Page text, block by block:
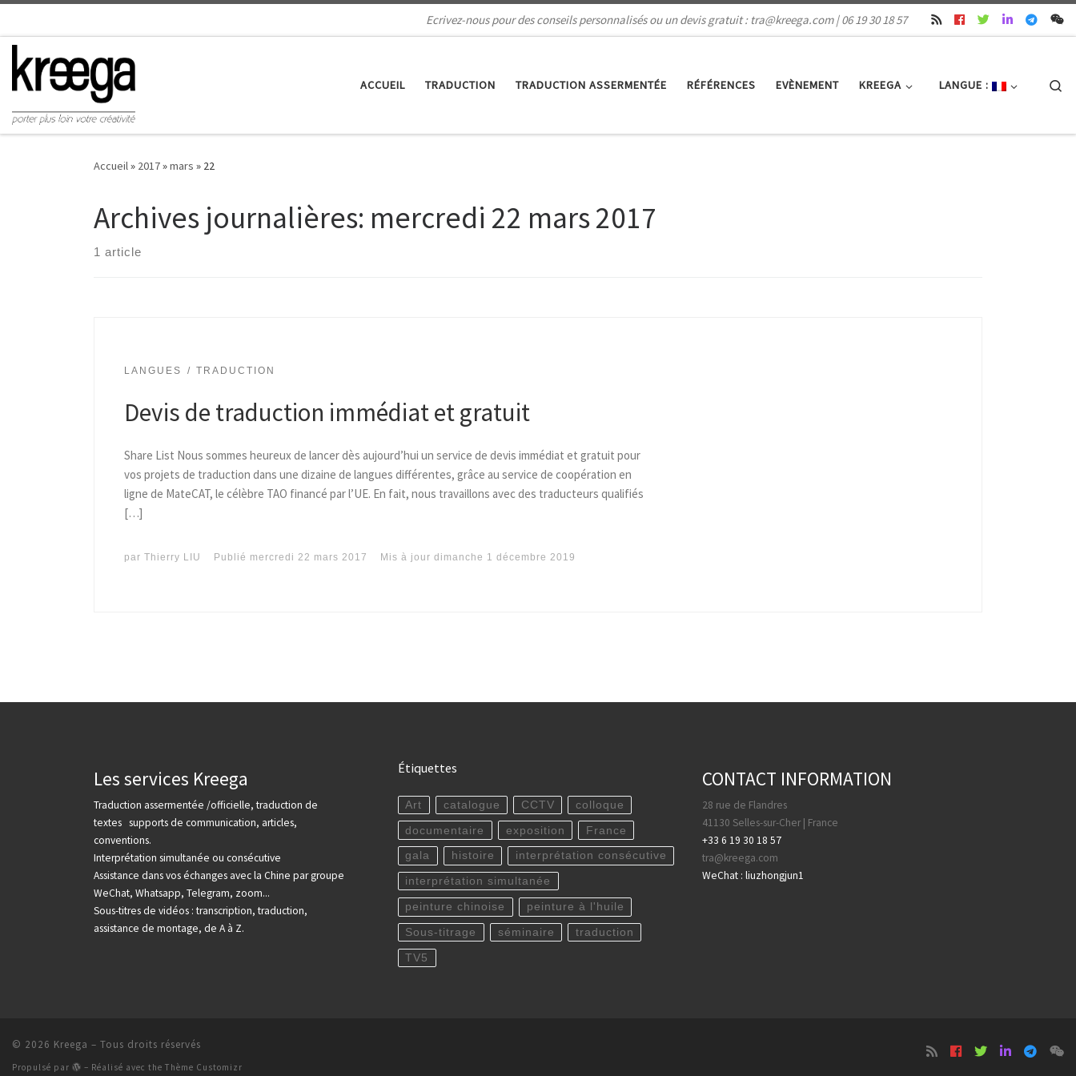
Ecrivez-nous pour des conseils personnalisés ou un devis gratuit : tra@kreega.com | 06 19 30 18 57
ACCUEIL TRADUCTION TRADUCTION ASSERMENTÉE RÉFÉRENCES EVÈNEMENT KREEGA LANGUE :
Accueil» 2017»mars » 22
Archives journalières: mercredi 22 mars 2017
1 article
LANGUES TRADUCTION
Devis de traduction immédiat et gratuit
Share List Nous sommes heureux de lancer dès aujourd’hui un service de devis immédiat et gratuit pour
vos projets de traduction dans une dizaine de langues différentes, grâce au service de coopération en
ligne de MateCAT, le célèbre TAO financé par l’UE. En fait, nous travaillons avec des traducteurs qualifiés
[…]
par Thierry LIU Publié mercredi 22 mars 2017 Mis à jour dimanche 1 décembre 2019
Les services Kreega
Traduction assermentée /officielle, traduction de
textes supports de communication, articles,
conventions.
Interprétation simultanée ou consécutive
Assistance dans vos échanges avec la Chine par groupe
WeChat, Whatsapp, Telegram, zoom...
Sous-titres de vidéos : transcription, traduction,
assistance de montage, de A à Z.
Étiquettes
Art catalogue CCTV colloque
documentaire exposition France
gala histoire interprétation consécutive
interprétation simultanée
peinture chinoise peinture à l'huile
Sous-titrage séminaire traduction
TV5
CONTACT INFORMATION
28 rue de Flandres
41130 Selles-sur-Cher | France
+33 6 19 30 18 57
tra@kreega.com
WeChat : liuzhongjun1
© 2026 Kreega – Tous droits réservés
Propulsé par – Réalisé avec the Thème Customizr